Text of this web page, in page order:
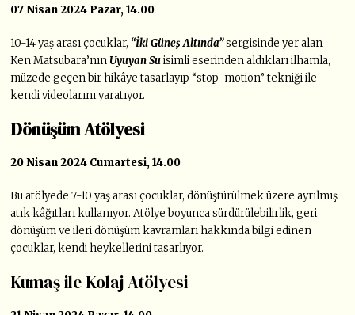
07 Nisan 2024 Pazar, 14.00
10-14 yaş arası çocuklar, “İki Güneş Altında”sergisinde yer alan
Ken Matsubara’nınUyuyan Su isimli eserinden aldıkları ilhamla,
müzede geçen bir hikâye tasarlayıp “stop-motion” tekniği ile
kendi videolarını yaratıyor.
Dönüşüm Atölyesi
20 Nisan 2024 Cumartesi, 14.00
Bu atölyede 7-10 yaş arası çocuklar, dönüştürülmek üzere ayrılmış
atık kâğıtları kullanıyor. Atölye boyunca sürdürülebilirlik, geri
dönüşüm ve ileri dönüşüm kavramları hakkında bilgi edinen
çocuklar, kendi heykellerini tasarlıyor.
Kumaş ile Kolaj Atölyesi